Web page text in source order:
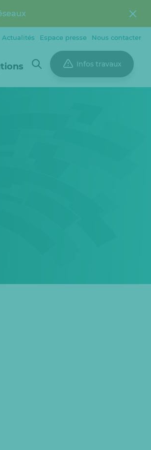
Actualités Espace presse Nous contacter
Infos travaux